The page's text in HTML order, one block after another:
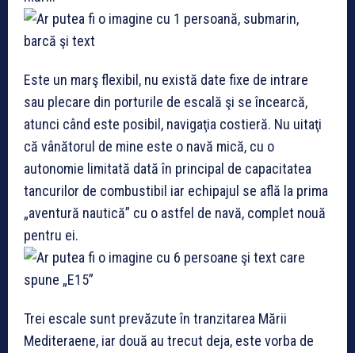
Este un marş flexibil, nu există date fixe de intrare
sau plecare din porturile de escală şi se încearcă,
atunci când este posibil, navigaţia costieră. Nu uitaţi
că vânătorul de mine este o navă mică, cu o
autonomie limitată dată în principal de capacitatea
tancurilor de combustibil iar echipajul se află la prima
„aventură nautică” cu o astfel de navă, complet nouă
pentru ei.
Trei escale sunt prevăzute în tranzitarea Mării
Mediteraene, iar două au trecut deja, este vorba de